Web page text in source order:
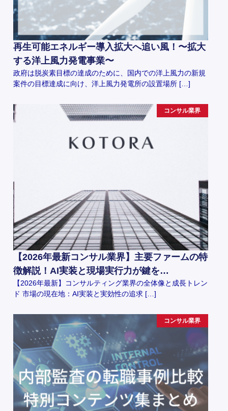
再生可能エネルギー導入拡大へ追い風！〜拡大
する洋上風力発電事業〜
政府は脱炭素目標の達成のために、国内での洋上風力の新規
案件の目標達成に向け、洋上風力発電所の設置場所 […]
コンサル業界
【2026年最新コンサル業界】主要ファームの特
徴解説！AI実装と現場実行力が鍵を…
【2026年最新】コンサルティング業界の全体像と成長トレン
ド 市場の現在地：AI実装と実効性の追求 […]
コンサル業界